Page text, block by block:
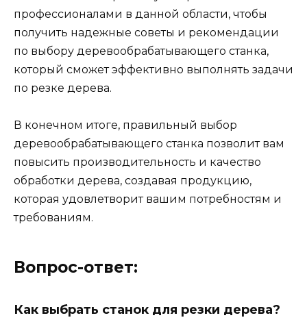
профессионалами в данной области, чтобы
получить надежные советы и рекомендации
по выбору деревообрабатывающего станка,
который сможет эффективно выполнять задачи
по резке дерева.
В конечном итоге, правильный выбор
деревообрабатывающего станка позволит вам
повысить производительность и качество
обработки дерева, создавая продукцию,
которая удовлетворит вашим потребностям и
требованиям.
Вопрос-ответ:
Как выбрать станок для резки дерева?